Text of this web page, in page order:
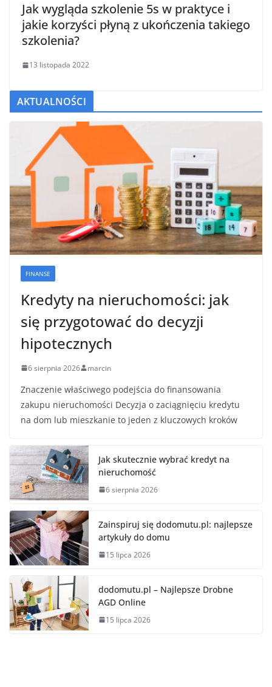
Jak wygląda szkolenie 5s w praktyce i
jakie korzyści płyną z ukończenia takiego
szkolenia?
13 listopada 2022
AKTUALNOŚCI
FINANSE
Kredyty na nieruchomości: jak
się przygotować do decyzji
hipotecznych
6 sierpnia 2026 marcin
Znaczenie właściwego podejścia do finansowania
zakupu nieruchomości Decyzja o zaciągnięciu kredytu
na dom lub mieszkanie to jeden z kluczowych kroków
Jak skutecznie wybrać kredyt na
nieruchomość
6 sierpnia 2026
Zainspiruj się dodomutu.pl: najlepsze
artykuły do domu
15 lipca 2026
dodomutu.pl – Najlepsze Drobne
AGD Online
15 lipca 2026